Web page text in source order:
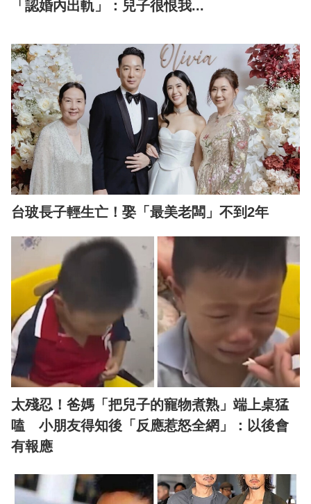
「認婚內出軌」：兒子很恨我...
台玻長子輕生亡！娶「最美老闆」不到2年
太殘忍！爸媽「把兒子的寵物煮熟」端上桌猛
嗑 小朋友得知後「反應惹怒全網」：以後會
有報應